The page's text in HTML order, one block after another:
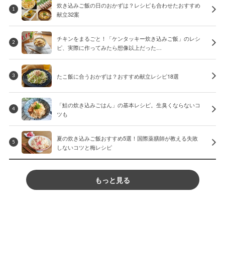
1
炊き込みご飯の日のおかずは？レシピも合わせたおすすめ
献立32案
2
チキンをまるごと！「ケンタッキー炊き込みご飯」のレシ
ピ、実際に作ってみたら想像以上だった…
3 たこ飯に合うおかずは？おすすめ献立レシピ18選
4
「鮭の炊き込みごはん」の基本レシピ。生臭くならないコ
ツも
5
夏の炊き込みご飯おすすめ5選！国際薬膳師が教える失敗
しないコツと梅レシピ
もっと見る